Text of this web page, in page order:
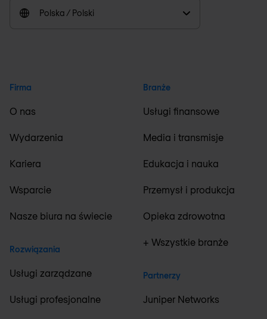
Polska / Polski
Firma
O nas
Wydarzenia
Kariera
Wsparcie
Nasze biura na świecie
Rozwiązania
Usługi zarządzane
Usługi profesjonalne
Branże
Usługi finansowe
Media i transmisje
Edukacja i nauka
Przemysł i produkcja
Opieka zdrowotna
+ Wszystkie branże
Partnerzy
Juniper Networks